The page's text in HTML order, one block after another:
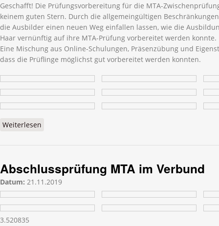
Geschafft! Die Prüfungsvorbereitung für die MTA-
keinem guten Stern. Durch die allgemeingültigen
die Ausbilder einen neuen Weg einfallen lassen, wie die
Haar vernünftig auf ihre MTA-Prüfung vorbereitet werden konnte.
Eine Mischung aus Online-Schulungen, Präsenzübung und
dass die Prüflinge möglichst gut vorbereitet werden konnten.
Weiterlesen
Abschlussprüfung MTA im Verbund
Datum: 21.11.2019
3.520835